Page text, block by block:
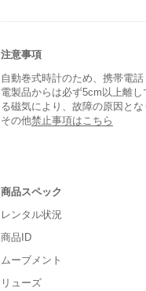
注意事項
自動巻式時計のため、携帯電
電製品からは必ず5cm以上離
る磁気により、故障の原因と
その他禁止事項はこちら
商品スペック
レンタル状況
商品ID
ムーブメント
リューズ